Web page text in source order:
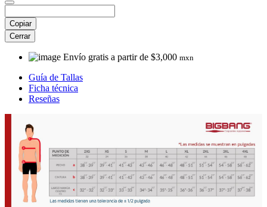
Copiar
Cerrar
Envío gratis a partir de $3,000 mxn
Guía de Tallas
Ficha técnica
Reseñas